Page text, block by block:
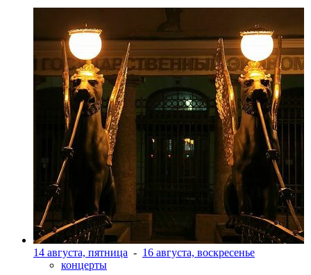
14 августа, пятница - 16 августа, воскресенье
концерты